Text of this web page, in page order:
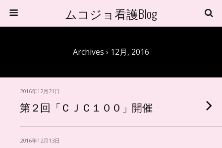
ムコジョ看護Blog
Archives › 12月, 2016
2016年12月21日
第２回「ＣＪＣ１００」開催
2016年12月13日